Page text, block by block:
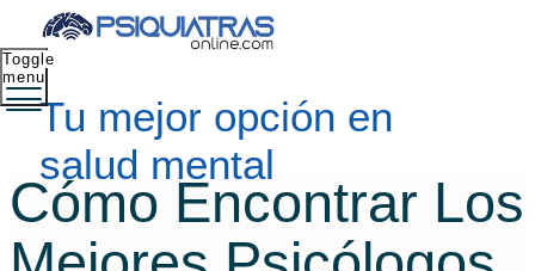
Tu mejor opción en
salud mental
Toggle
menu
Cómo Encontrar Los